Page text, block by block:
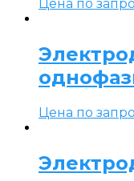
Цена по
Цена по